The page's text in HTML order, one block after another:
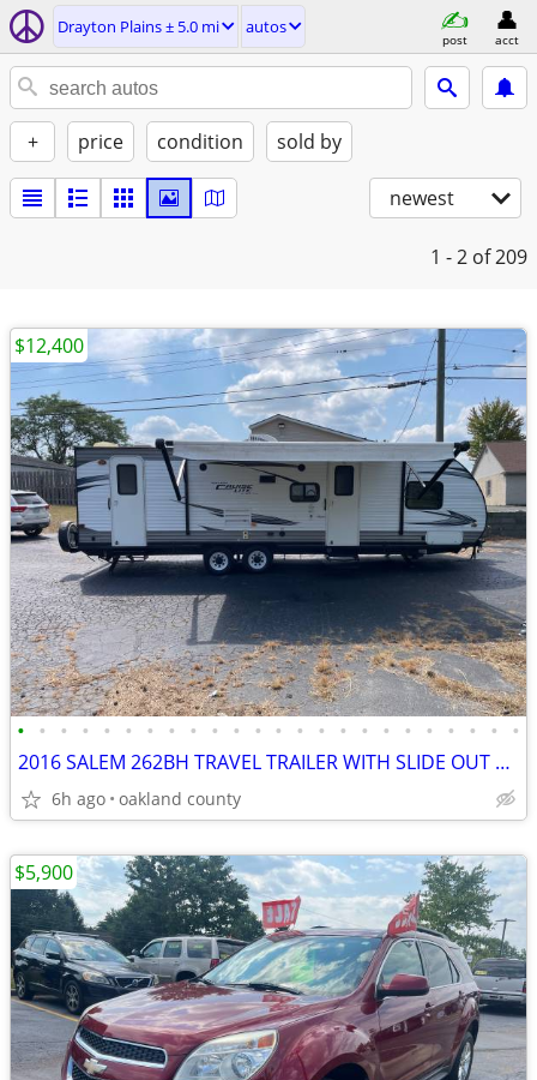
Drayton Plains ± 5.0 mi autos
post acct
+ price condition sold by
newest
1 - 2 of 209
• • • • • • • • • • • • • • • • • • • • • • • •
2016 SALEM 262BH TRAVEL TRAILER WITH SLIDE OUT SLEEPS 8
6h ago oakland county
$12,400
$5,900